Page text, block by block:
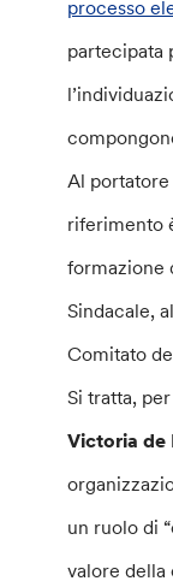
processo
partecipata
Al portatore
riferimento
formazione
Sindacale,
Comitato
Si tratta,
Victoria de
un ruolo di
valore della